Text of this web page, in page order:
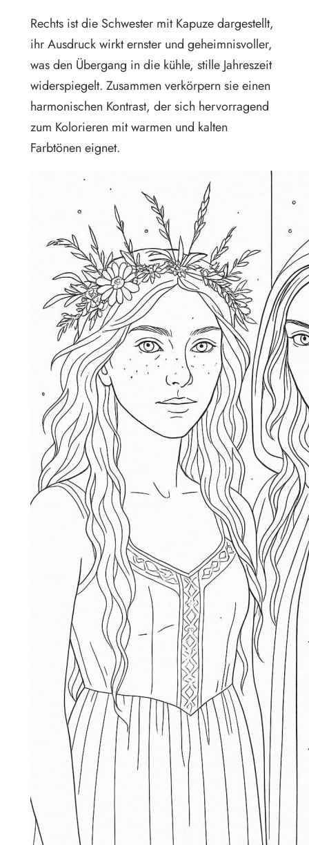
Rechts ist die Schwester mit Kapuze dargestellt,
ihr Ausdruck wirkt ernster und geheimnisvoller,
was den Übergang in die kühle, stille Jahreszeit
widerspiegelt. Zusammen verkörpern sie einen
harmonischen Kontrast, der sich hervorragend
zum Kolorieren mit warmen und kalten
Farbtönen eignet.